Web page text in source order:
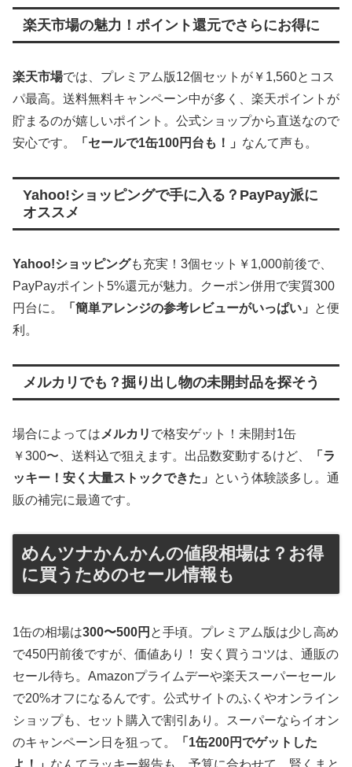
楽天市場の魅力！ポイント還元でさらにお得に
楽天市場では、プレミアム版12個セットが￥1,560とコス
パ最高。送料無料キャンペーン中が多く、楽天ポイントが
貯まるのが嬉しいポイント。公式ショップから直送なので
安心です。
「セールで1缶100円台も！」 なんて声も。
Yahoo!ショッピングで手に入る？PayPay派に
オススメ
Yahoo!ショッピングも充実！3個セット￥1,000前後で、
PayPayポイント5%還元が魅力。クーポン併用で実質300
円台に。
「簡単アレンジの参考レビューがいっぱい」
と便
利。
メルカリでも？掘り出し物の未開封品を探そう
場合によっては メルカリ で格安ゲット！未開封1缶
￥300〜、送料込で狙えます。出品数変動するけど、
「ラ
ッキー！安く大量ストックできた」
という体験談多し。通
販の補完に最適です。
めんツナかんかんの値段相場は？お得
に買うためのセール情報も
1缶の相場は300〜500円 と手頃。プレミアム版は少し高め
で450円前後ですが、価値あり！ 安く買うコツは、通販の
セール待ち。Amazonプライムデーや楽天スーパーセール
で20%オフになるんです。公式サイトのふくやオンライン
ショップも、セット購入で割引あり。スーパーならイオン
のキャンペーン日を狙って。
「1缶200円でゲットした